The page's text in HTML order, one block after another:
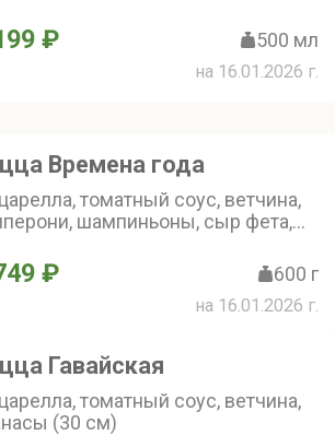
натрия 3-замещенный),
ароматизаторы,
сахарный колер Iv
₽ 500 мл
на 16.01.2026 г.
Времена года
томатный соус, ветчина,
шампиньоны, сыр фета,
₽ 600 г
на 16.01.2026 г.
Гавайская
томатный соус, ветчина,
(30 см)